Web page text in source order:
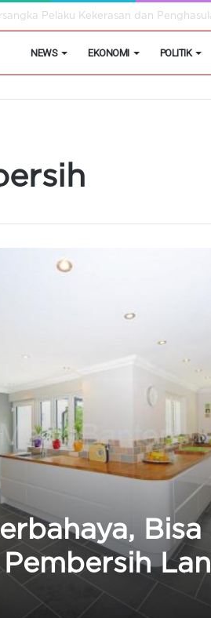
Cilegon Kembangkan Hobi
NEWS EKONOMI POLITIK
Bisa